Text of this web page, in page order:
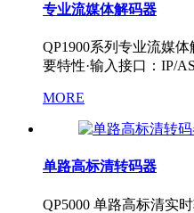
专业流媒体解码器
QP1900系列专业流媒
要特性·输入接口：IP/
MORE
单路高标清转码器
QP5000 单路高标清实